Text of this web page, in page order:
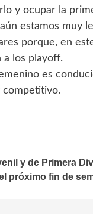
y ocupar la
estamos muy
porque, en
a los playoff.
es
y de Primera
próximo fin de